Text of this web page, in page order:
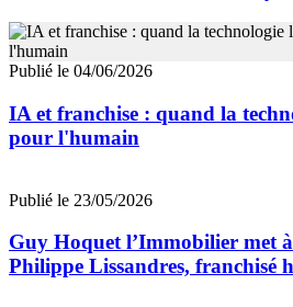
Publié le 04/06/2026
IA et franchise : quand la
pour l'humain
Publié le 23/05/2026
Guy Hoquet l’Immobilier met
Philippe Lissandres, franchisé